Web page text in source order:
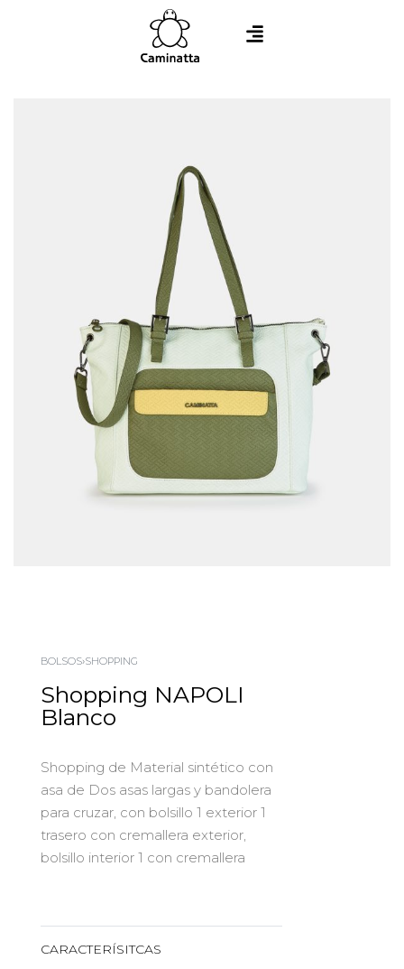
BOLSOS›SHOPPING
Shopping NAPOLI
Blanco
Shopping de Material sintético con
asa de Dos asas largas y bandolera
para cruzar, con bolsillo 1 exterior 1
trasero con cremallera exterior,
bolsillo interior 1 con cremallera
CARACTERÍSITCAS